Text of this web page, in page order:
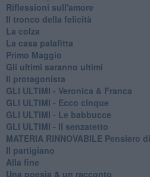
Riflessioni sull'amore
Il tronco della felicità
La colza
La casa palafitta
Primo Maggio
Gli ultimi saranno ultimi
Il protagonista
GLI ULTIMI - Veronica & Franca
GLI ULTIMI - Ecco cinque
GLI ULTIMI - Le babbucce
GLI ULTIMI - Il senzatetto
MATERIA RINNOVABILE Pensiero
Il partigiano
Alla fine
Una poesia & un racconto